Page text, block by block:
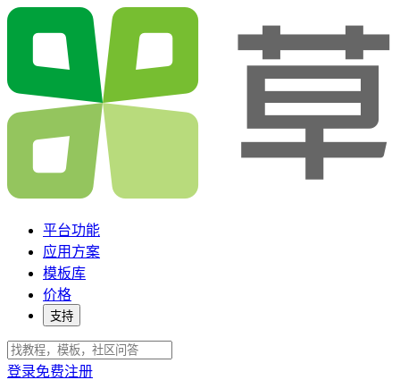
平台功能
应用方案
模板库
价格
支持
登录免费注册